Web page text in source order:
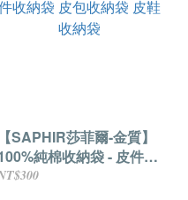
【SAPHIR莎菲爾-金質】
純棉收納袋 - 皮件收
皮包收納袋 皮鞋收納